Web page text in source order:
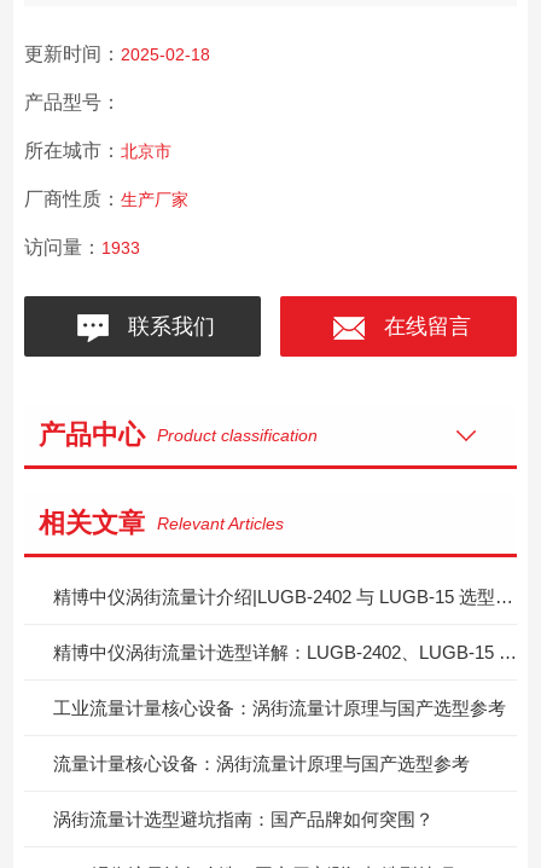
更新时间： 2025-02-18
产品型号：
所在城市： 北京市
厂商性质： 生产厂家
访问量： 1933
联系我们 在线留言
产品中心 Product classification
相关文章 Relevant Articles
精博中仪涡街流量计介绍|LUGB‑2402 与 LUGB‑15 选型区分指南
精博中仪涡街流量计选型详解：LUGB‑2402、LUGB‑15 两款型号怎么按需挑选？
工业流量计量核心设备：涡街流量计原理与国产选型参考
流量计量核心设备：涡街流量计原理与国产选型参考
涡街流量计选型避坑指南：国产品牌如何突围？